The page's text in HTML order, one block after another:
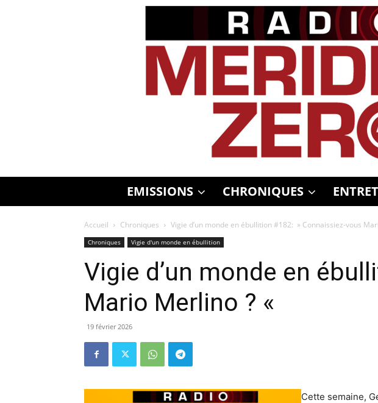
EMISSIONS CHRONIQUES
Accueil Chroniques Vigie d’un monde en ébullition #182: » Connaissiez-vous
Chroniques Vigie d'un monde en ébullition
Vigie d’un monde en
Mario Merlino ? «
19 février 2026
Cette semaine,